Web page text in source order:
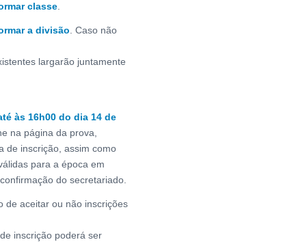
classe.
a divisão. Caso não
largarão juntamente
às 16h00 do dia 14 de
na página da prova,
de inscrição, assim como
para a época em
do secretariado.
de aceitar ou não inscrições
inscrição poderá ser